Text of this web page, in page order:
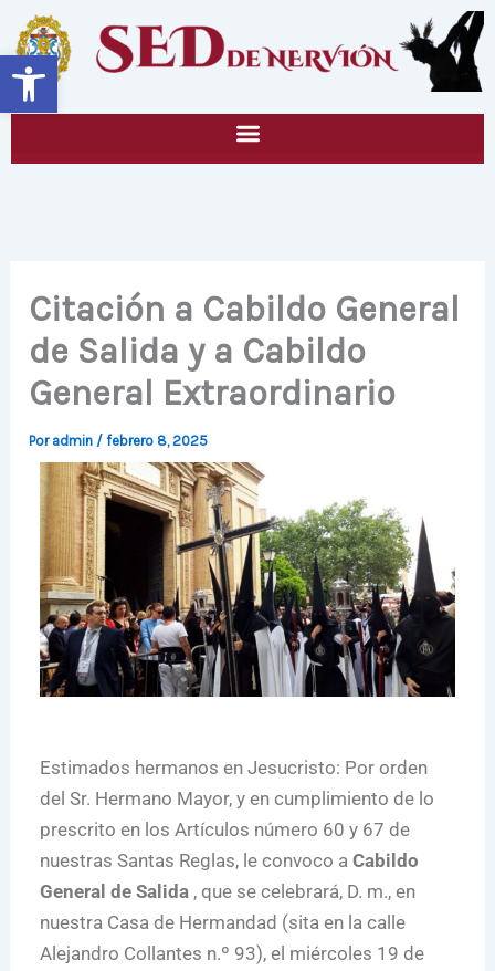
Abrir barra de herramientas
contenido
Citación a Cabildo General
de Salida y a Cabildo
General Extraordinario
Por admin /febrero 8, 2025
Estimados hermanos en Jesucristo: Por orden
del Sr. Hermano Mayor, y en cumplimiento de lo
prescrito en los Artículos número 60 y 67 de
nuestras Santas Reglas, le convoco aCabildo
General de Salida , que se celebrará, D. m., en
nuestra Casa de Hermandad (sita en la calle
Alejandro Collantes n.º 93), el miércoles 19 de